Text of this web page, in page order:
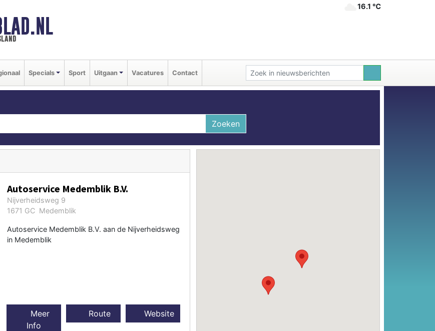
16.1 ℃
Specials Sport Uitgaan Vacatures Contact
Zoeken
Autoservice Medemblik B.V.
Nijverheidsweg 9
1671 GC Medemblik
Autoservice Medemblik B.V. aan de Nijverheidsweg
in Medemblik
Meer
Info
Route Website